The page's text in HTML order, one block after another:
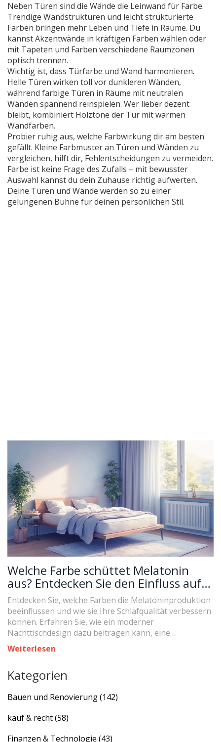
Neben Türen sind die Wände die Leinwand für Farbe.
Trendige Wandstrukturen und leicht strukturierte
Farben bringen mehr Leben und Tiefe in Räume. Du
kannst Akzentwände in kräftigen Farben wählen oder
mit Tapeten und Farben verschiedene Raumzonen
optisch trennen.
Wichtig ist, dass Türfarbe und Wand harmonieren.
Helle Türen wirken toll vor dunkleren Wänden,
während farbige Türen in Räume mit neutralen
Wänden spannend reinspielen. Wer lieber dezent
bleibt, kombiniert Holztöne der Tür mit warmen
Wandfarben.
Probier ruhig aus, welche Farbwirkung dir am besten
gefällt. Kleine Farbmuster an Türen und Wänden zu
vergleichen, hilft dir, Fehlentscheidungen zu vermeiden.
Farbe ist keine Frage des Zufalls – mit bewusster
Auswahl kannst du dein Zuhause richtig aufwerten.
Deine Türen und Wände werden so zu einer
gelungenen Bühne für deinen persönlichen Stil.
Welche Farbe schüttet Melatonin
aus? Entdecken Sie den Einfluss auf
den modernen Nachttisch
Entdecken Sie, welche Farben die Melatoninproduktion
beeinflussen und wie sie Ihre Schlafqualität verbessern
können. Erfahren Sie, wie ein moderner
Nachttischdesign dazu beitragen kann, eine
entspannte und schlaffördernde Umgebung zu
schaffen. Tipps für die Auswahl von Farben und
ansprechend sind. Lernen Sie, wie Sie Ihr Schlafzimmer
moderne Möbel und Deko-Elemente, um Ihre
Weiterlesen
Kategorien
Bauen und Renovierung(142)
kauf & recht(58)
Finanzen & Technologie (43)